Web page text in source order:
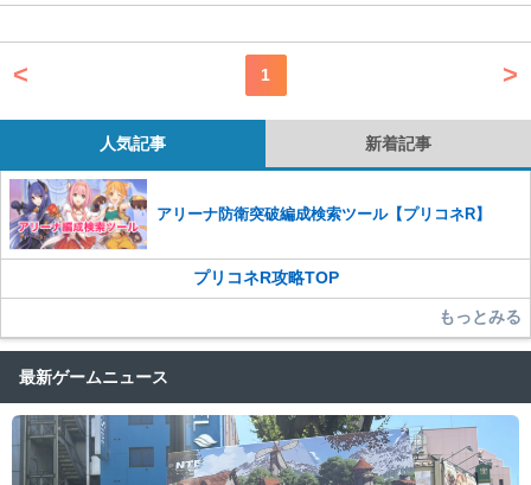
< 1 >
人気記事 新着記事
アリーナ防衛突破編成検索ツール【プリコネR】
プリコネR攻略TOP
もっとみる
最新ゲームニュース